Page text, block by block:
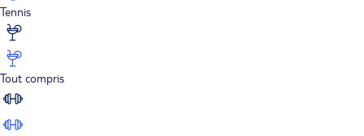
Tennis
Tout compris